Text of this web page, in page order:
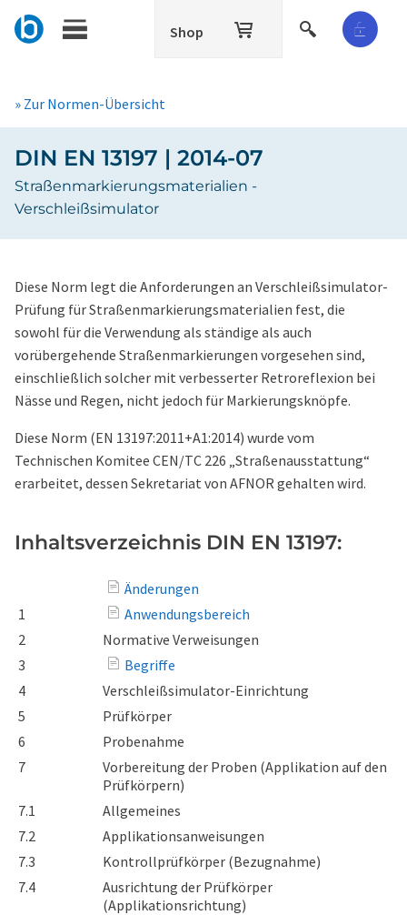
Shop
» Zur Normen-Übersicht
DIN EN 13197 | 2014-07
Straßenmarkierungsmaterialien -
Verschleißsimulator
Diese Norm legt die Anforderungen an Verschleißsimulator-
Prüfung für Straßenmarkierungsmaterialien fest, die
sowohl für die Verwendung als ständige als auch
vorübergehende Straßenmarkierungen vorgesehen sind,
einschließlich solcher mit verbesserter Retroreflexion bei
Nässe und Regen, nicht jedoch für Markierungsknöpfe.
Diese Norm (EN 13197:2011+A1:2014) wurde vom
Technischen Komitee CEN/TC 226 „Straßenausstattung“
erarbeitet, dessen Sekretariat von AFNOR gehalten wird.
Inhaltsverzeichnis DIN EN 13197:
Änderungen
1
Anwendungsbereich
2
Normative Verweisungen
3
Begriffe
4
Verschleißsimulator-Einrichtung
5
Prüfkörper
6
Probenahme
7
Vorbereitung der Proben (Applikation auf den
Prüfkörpern)
7.1
Allgemeines
7.2
Applikationsanweisungen
7.3
Kontrollprüfkörper (Bezugnahme)
7.4
Ausrichtung der Prüfkörper
(Applikationsrichtung)